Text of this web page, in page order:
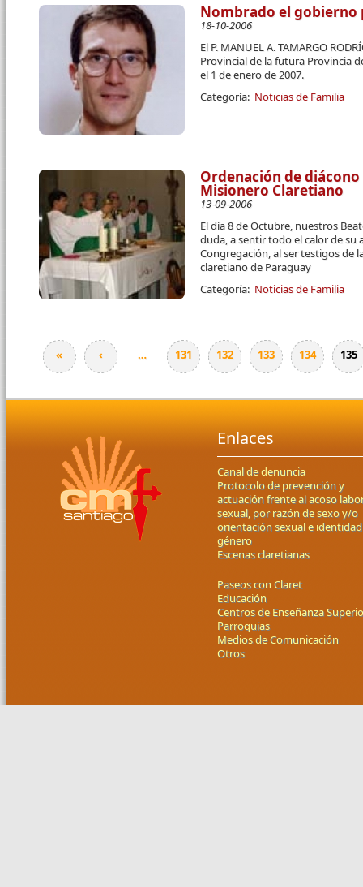
Nombrado el gobierno
18-10-2006
El P. MANUEL A. TAMARGO
Provincial de la futura Provincia
el 1 de enero de 2007.
Categoría: Noticias de Familia
Ordenación de
Misionero Claretiano
13-09-2006
El día 8 de Octubre, nuestros
duda, a sentir todo el calor de su
Congregación, al ser testigos de
claretiano de Paraguay
Categoría: Noticias de Familia
Páginas
« ‹ … 131 132 133 134 135
Enlaces
Canal de denuncia
Protocolo de prevención y
actuación frente al acoso
sexual, por razón de sexo y/o
orientación sexual e
género
Escenas claretianas
Paseos con Claret
Educación
Centros de Enseñanza
Parroquias
Medios de Comunicación
Otros